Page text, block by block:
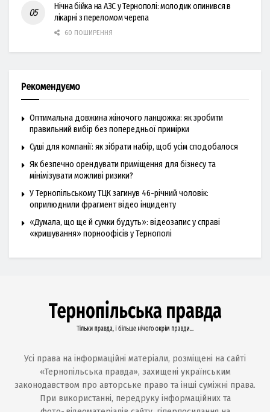
Нічна бійка на АЗС у Тернополі: молодик опинився в
лікарні з переломом черепа
60 ПОШИРЕННЯ
Рекомендуємо
Оптимальна довжина жіночого ланцюжка: як зробити
правильний вибір без попередньої примірки
Суші для компанії: як зібрати набір, щоб усім сподобалося
Як безпечно орендувати приміщення для бізнесу та
мінімізувати можливі ризики?
У Тернопільському ТЦК загинув 46-річний чоловік:
оприлюднили фрагмент відео інциденту
«Думала, що ще й сумки будуть»: відеозапис у справі
«кришування» порноофісів у Тернополі
Усі права на інформаційні матеріали, розміщені на сайті
«Тернопільська правда», захищені українським
законодавством про авторське право та інші суміжні права.
При використанні, передруку інформаційних та